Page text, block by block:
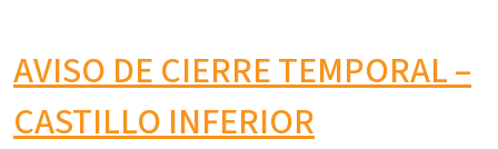
AVISO DE CIERRE TEMPORAL –
CASTILLO INFERIOR